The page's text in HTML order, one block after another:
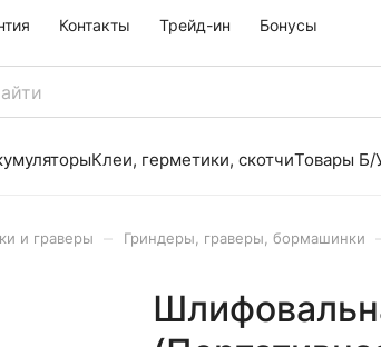
Контакты Трейд-ин Бонусы
Клеи, герметики, скотчиТовары Б/
и граверы Гриндеры, граверы, бормашинки